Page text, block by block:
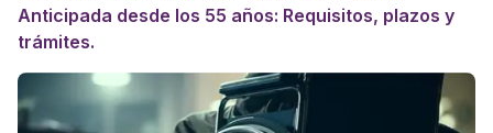
Anticipada desde los 55 años: Requisitos, plazos y
trámites.